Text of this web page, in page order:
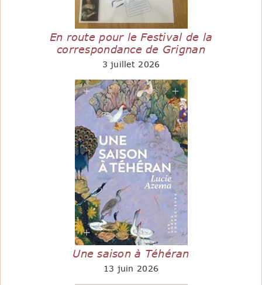
En route pour le Festival de la
correspondance de Grignan
3 juillet 2026
Une saison à Téhéran
13 juin 2026